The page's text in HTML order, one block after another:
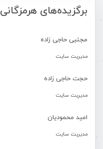
برگزیده‌های هرمزگانی
مجتبی حاجی زاده
مدیریت سایت
حجت حاجی زاده
مدیریت سایت
امید محمودیان
مدیریت سایت